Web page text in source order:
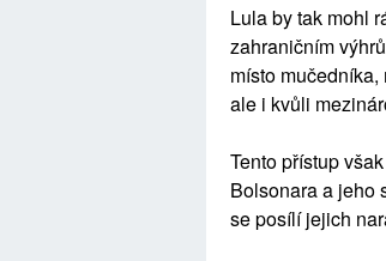
Lula by tak mohl
zahraničním
místo
ale i kvůli
Tento přístup
Bolsonara a jeho
se posílí jejich